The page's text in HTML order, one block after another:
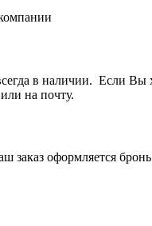
в наличии. Если
на почту.
оформляется